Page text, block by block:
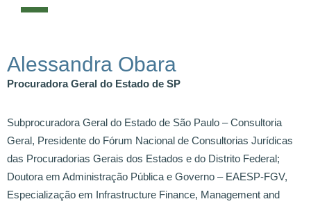
Alessandra Obara
Procuradora Geral do Estado de SP
Subprocuradora Geral do Estado de São Paulo – Consultoria
Geral, Presidente do Fórum Nacional de Consultorias Jurídicas
das Procuradorias Gerais dos Estados e do Distrito Federal;
Doutora em Administração Pública e Governo – EAESP-FGV,
Especialização em Infrastructure Finance, Management and